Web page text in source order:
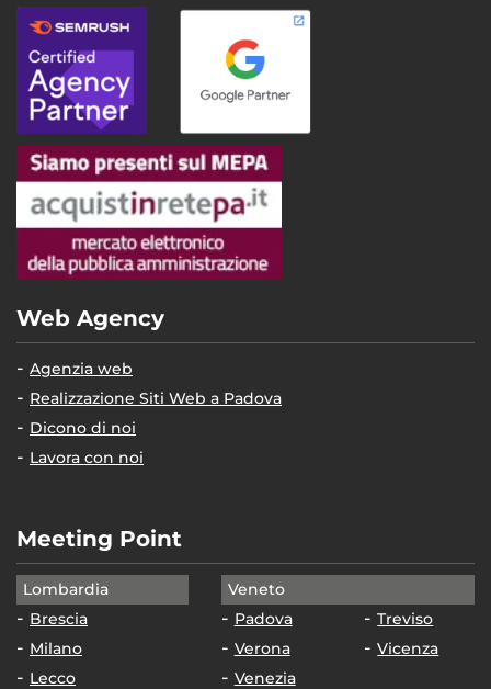
Web Agency
Agenzia web
Realizzazione Siti Web a Padova
Dicono di noi
Lavora con noi
Meeting Point
Lombardia
Brescia
Milano
Lecco
Veneto
Padova
Verona
Venezia
Treviso
Vicenza